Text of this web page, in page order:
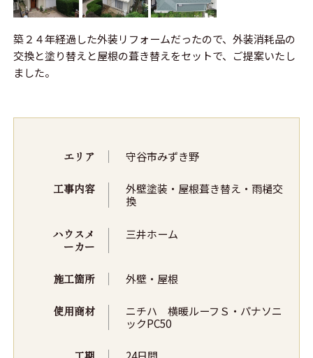
築２４年経過した外装リフォームだったので、外装消耗品の
交換と塗り替えと屋根の葺き替えをセットで、ご提案いたし
ました。
エリア 守谷市みずき野
工事内容
外壁塗装・屋根葺き替え・雨樋交
換
ハウスメ
ーカー
三井ホーム
施工箇所 外壁・屋根
使用商材
ニチハ 横暖ルーフＳ・パナソニ
ックPC50